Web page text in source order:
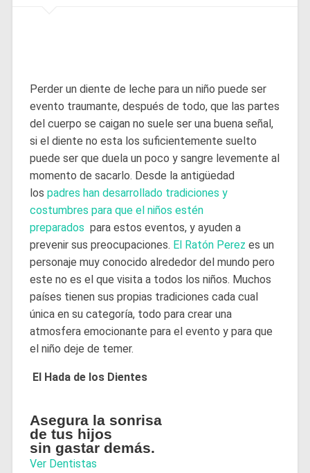
Perder un diente de leche para un niño puede ser
evento traumante, después de todo, que las partes
del cuerpo se caigan no suele ser una buena señal,
si el diente no esta los suficientemente suelto
puede ser que duela un poco y sangre levemente al
momento de sacarlo. Desde la antigüedad
los padres han desarrollado tradiciones y
costumbres para que el niños estén
preparados para estos eventos, y ayuden a
prevenir sus preocupaciones. El Ratón Perez es un
personaje muy conocido alrededor del mundo pero
este no es el que visita a todos los niños. Muchos
países tienen sus propias tradiciones cada cual
única en su categoría, todo para crear una
atmosfera emocionante para el evento y para que
el niño deje de temer.
El Hada de los Dientes
Asegura la sonrisa
de tus hijos
sin gastar demás.
Ver Dentistas